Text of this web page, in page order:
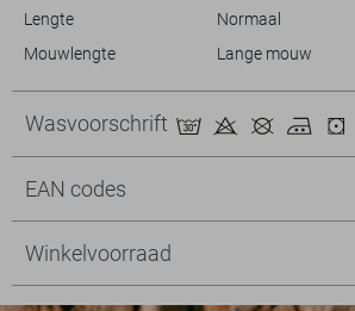
Lengte
Normaal
Mouwlengte
Lange mouw
Wasvoorschrift
EAN codes
Winkelvoorraad